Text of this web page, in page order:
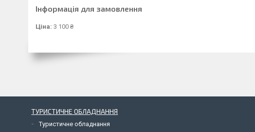
Інформація для замовлення
Ціна: 3 100 ₴
ТУРИСТИЧНЕ ОБЛАДНАННЯ
Туристичне обладнання